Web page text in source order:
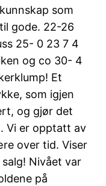
som
gode. 22-26
25- 0 23 7 4
og co 30- 4
Et
som igjen
og gjør det
Vi er opptatt av
over tid. Viser
salg! Nivået var
på